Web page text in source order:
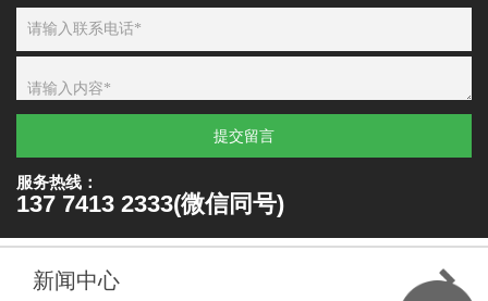
提交留言
服务热线：
137 7413 2333(微信同号)
新闻中心